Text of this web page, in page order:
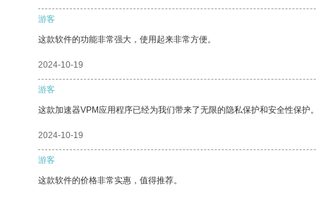
游客
这款软件的功能非常强大，使用起来非常方便。
2024-10-19
游客
这款加速器VPM应用程序已经为我们带来了无限的隐私保护和安全性保护。
2024-10-19
游客
这款软件的价格非常实惠，值得推荐。